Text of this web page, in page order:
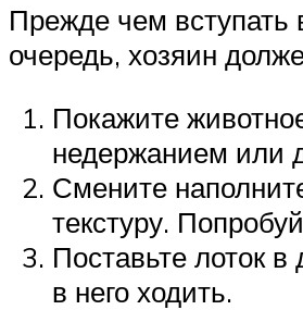
Прежде чем вступать
очередь, хозяин
Покажите
недержанием или
Смените
текстуру.
Поставьте лоток
в него ходить.